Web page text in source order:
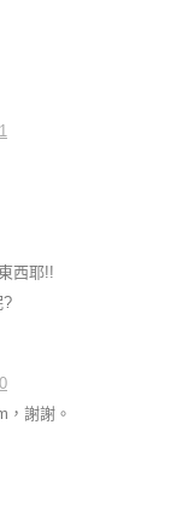
西耶!!
?
，謝謝。